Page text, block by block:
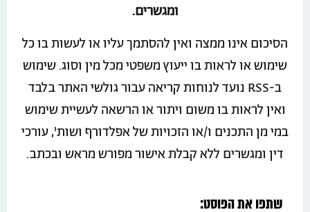
ומגשרים.
הסיכום אינו ממצה ואין להסתמך עליו או לעשות בו כל
שימוש או לראות בו ייעוץ משפטי מכל מין וסוג. שימוש
ב-RSS נועד לנוחות קריאה עבור גולשי האתר בלבד
ואין לראות בו משום ויתור או הרשאה לעשיית שימוש
במי מן התכנים ו/או הזכויות של אפלדורף ושות', עורכי
דין ומגשרים ללא קבלת אישור מפורש מראש ובכתב.
שתפו את הפוסט: